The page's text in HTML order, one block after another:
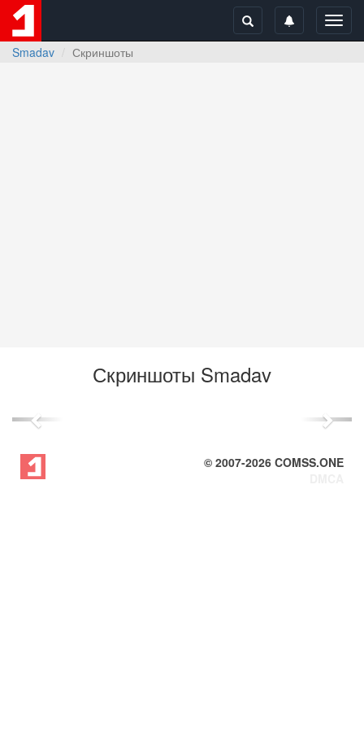
Smadav
Скриншоты
Скриншоты Smadav
Previous Next
© 2007-2026 COMSS.ONE